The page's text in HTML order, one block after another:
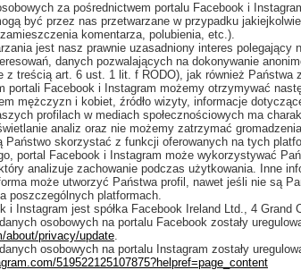
za pośrednictwem portalu Facebook i
być przez nas przetwarzane w przypadku
komentarza, polubienia, etc.).
jest nasz prawnie uzasadniony interes
danych pozwalających na dokonywanie
z treścią art. 6 ust. 1 lit. f RODO), jak również
portali Facebook i Instagram możemy otrzymywać
mężczyzn i kobiet, źródło wizyty, informacje
profilach w mediach społecznościowych ma
analiz oraz nie możemy zatrzymać
Państwo skorzystać z funkcji oferowanych na tych
portal Facebook i Instagram może wykorzystywać
analizuje zachowanie podczas użytkowania. Inne
może utworzyć Państwa profil, nawet jeśli nie są
poszczególnych platformach.
i Instagram jest spółka Facebook Ireland Ltd., 4
osobowych na portalu Facebook zostały
about/privacy/update.
osobowych na portalu Instagram zostały
519522125107875?helpref=page_content